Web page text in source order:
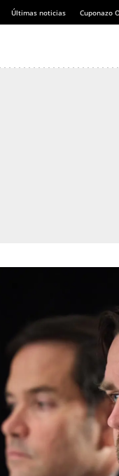
Últimas noticias Cuponazo